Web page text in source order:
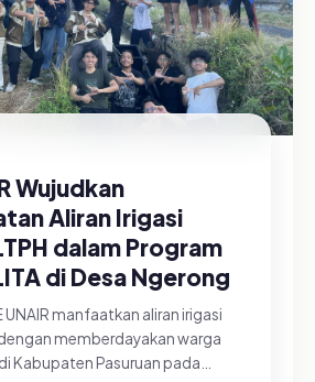
Wujudkan
Aliran Irigasi
dalam Program
di Desa Ngerong
UNAIR manfaatkan aliran irigasi
memberdayakan warga
Kabupaten Pasuruan pada